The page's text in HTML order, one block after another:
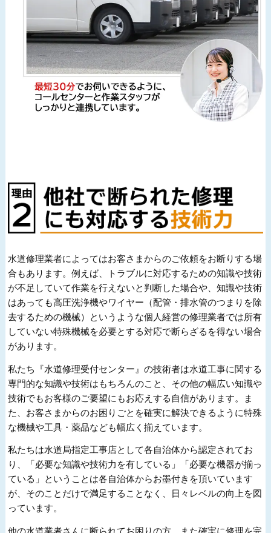
水道修理業者によってはお客さまからのご依頼をお断りする場
合もあります。例えば、トラブルに対応するための知識や技術
が不足していて作業を行えないと判断した場合や、知識や技術
はあっても高圧洗浄機やワイヤー（配管・排水管のつまりを除
去するための機械）というような個人経営の修理業者では所有
していない特殊機械を必要とする対応で断らざるを得ない場合
があります。
私たち『水道修理受付センター』の技術者は水道工事に関する
専門的な知識や技術はもちろんのこと、その他の幅広い知識や
技術でもお客様のご要望にもお応えする自信があります。ま
た、お客さまからのお困りごとを確実に解決できるように特殊
な機械や工具・薬品なども幅広く揃えています。
私たちは水道局指定工事店として各自治体から認定されてお
り、「必要な知識や技術力を有している」「必要な機器が揃っ
ている」ということは各自治体からお墨付きを頂いています
が、そのことだけで満足することなく、日々レベルの向上を図
っています。
他の水道業者さんに断られてお困りの方、また確実に修理を完